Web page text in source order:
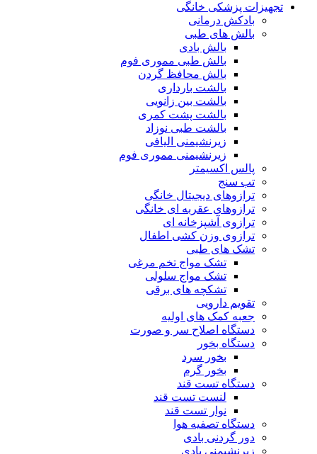
تجهیزات پزشکی خانگی
بادکش درمانی
بالش های طبی
بالش بادی
بالش طبی مموری فوم
بالش محافظ گردن
بالشت بارداری
بالشت بین زانویی
بالشت پشت کمری
بالشت طبی نوزاد
زیرنشیمنی الیافی
زیرنشیمنی مموری فوم
پالس اکسیمتر
تب سنج
ترازوهای دیجیتال خانگی
ترازوهای عقربه ای خانگی
ترازوی آشپزخانه ای
ترازوی وزن کشی اطفال
تشک های طبی
تشک مواج تخم مرغی
تشک مواج سلولی
تشکچه های برقی
تقویم دارویی
جعبه کمک های اولیه
دستگاه اصلاح سر و صورت
دستگاه بخور
بخور سرد
بخور گرم
دستگاه تست قند
لنست تست قند
نوار تست قند
دستگاه تصفیه هوا
دور گردنی بادی
زیرنشیمنی بادی